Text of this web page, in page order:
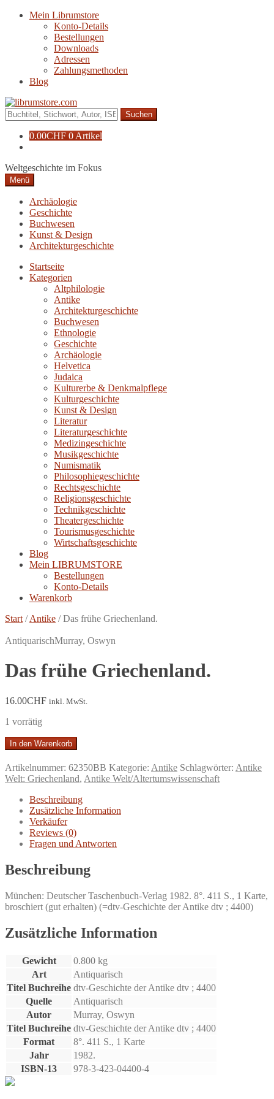
Navigation
Zum
Mein Librumstore
Konto-Details
Bestellungen
Downloads
Adressen
Zahlungsmethoden
Blog
Suche
nach:
0.00CHF 0 Artikel
Weltgeschichte im Fokus
Menü
Archäologie
Geschichte
Buchwesen
Kunst & Design
Architekturgeschichte
Startseite
Kategorien
Altphilologie
Antike
Architekturgeschichte
Buchwesen
Ethnologie
Geschichte
Archäologie
Helvetica
Judaica
Kulturerbe & Denkmalpflege
Kulturgeschichte
Kunst & Design
Literatur
Literaturgeschichte
Medizingeschichte
Musikgeschichte
Numismatik
Philosophiegeschichte
Rechtsgeschichte
Religionsgeschichte
Technikgeschichte
Theatergeschichte
Tourismusgeschichte
Wirtschaftsgeschichte
Blog
Mein LIBRUMSTORE
Bestellungen
Konto-Details
Warenkorb
Start /Antike /Das frühe Griechenland.
AntiquarischMurray, Oswyn
Das frühe Griechenland.
16.00CHF inkl. MwSt.
1 vorrätig
Das
frühe
Griechenland.
Menge
In den Warenkorb
Artikelnummer: 62350BB Kategorie: Antike Schlagwörter: Antike
Welt: Griechenland, Antike Welt/Altertumswissenschaft
Beschreibung
Zusätzliche Information
Verkäufer
Reviews (0)
Fragen und Antworten
Beschreibung
München: Deutscher Taschenbuch-Verlag 1982. 8°. 411 S., 1 Karte,
broschiert (gut erhalten) (=dtv-Geschichte der Antike dtv ; 4400)
Zusätzliche Information
Gewicht
0.800 kg
Art
Antiquarisch
Titel Buchreihe dtv-Geschichte der Antike dtv ; 4400
Quelle
Antiquarisch
Autor
Murray, Oswyn
Titel Buchreihe dtv-Geschichte der Antike dtv ; 4400
Format
8°. 411 S., 1 Karte
Jahr
1982.
ISBN-13
978-3-423-04400-4